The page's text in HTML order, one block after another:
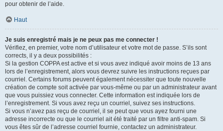
pour obtenir de l’aide.
Haut
Je suis enregistré mais je ne peux pas me connecter !
Vérifiez, en premier, votre nom d’utilisateur et votre mot de passe. S’ils sont
corrects, il y a deux possibilités :
Si la gestion COPPA est active et si vous avez indiqué avoir moins de 13 ans
lors de l’enregistrement, alors vous devrez suivre les instructions reçues par
courriel. Certains forums peuvent également nécessiter que toute nouvelle
création de compte soit activée par vous-même ou par un administrateur avant
que vous puissiez vous connecter. Cette information est indiquée lors de
l’enregistrement. Si vous avez reçu un courriel, suivez ses instructions.
Si vous n’avez pas reçu de courriel, il se peut que vous ayez fourni une
adresse incorrecte ou que le courriel ait été traité par un filtre anti-spam. Si
vous êtes sûr de l’adresse courriel fournie, contactez un administrateur.